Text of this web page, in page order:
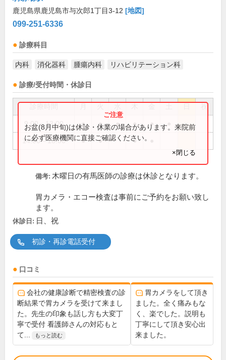
鹿児島県鹿児島市与次郎1丁目3-12 [地図]
099-251-6336
診療科目
内科 消化器科 腫瘍内科 リハビリテーション科
診療/受付時間・休診日
祝
9:00～13:00 ● ● ● ● ●
14:00～18:00 ● ● ●
お盆(8月中旬)は休診・休業の場合があります。来院前
に必ず医療機関に直接ご確認ください。
×閉じる
備考: 木曜日の有馬医師の診療は休診となります。
胃カメラ・エコー検査は事前にご予約をお願い致し
ます。
休診日: 日、祝
初診・再診電話受付
口コミ
会社の健康診断で精密検査の診
断結果で胃カメラを受けて来まし
た。先生の印象も話し方も大変丁
寧で受付 看護師さんの対応もと
て...
もっと読む
胃カメラをして頂き
ました。全く痛みもな
く、楽でした。説明も
丁寧にして頂き安心出
来ました。